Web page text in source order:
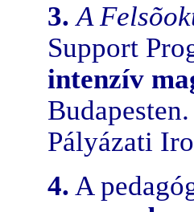
3. A
Support
intenzív
Pályázati
4. A